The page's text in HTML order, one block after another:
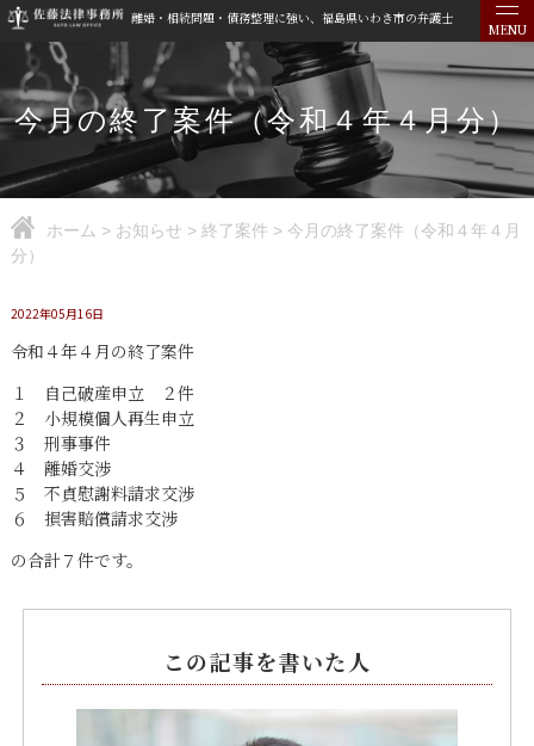
離婚・相続問題・債務整理に強い、福島県いわき市の弁護士
MENU
今月の終了案件（令和４年４月分）
ホーム > お知らせ > 終了案件 > 今月の終了案件（令和４年４月
分）
2022年05月16日
令和４年４月の終了案件
１ 自己破産申立 ２件
２ 小規模個人再生申立
３ 刑事事件
４ 離婚交渉
５ 不貞慰謝料請求交渉
６ 損害賠償請求交渉
の合計７件です。
この記事を書いた人